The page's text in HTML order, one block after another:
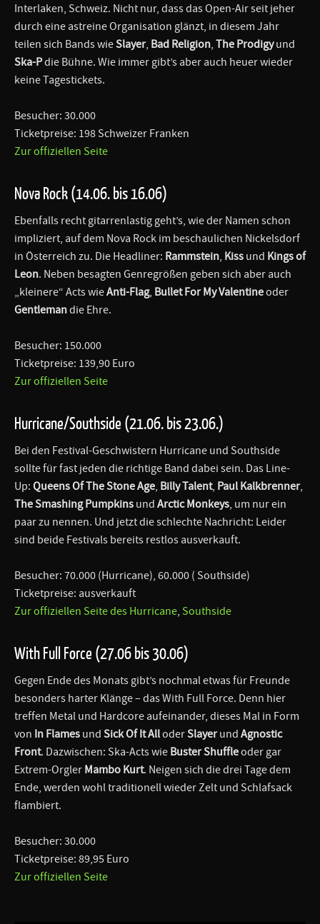
Interlaken, Schweiz. Nicht nur, dass das Open-Air seit jeher
durch eine astreine Organisation glänzt, in diesem Jahr
teilen sich Bands wieSlayer, Bad Religion, The Prodigyund
Ska-Pdie Bühne. Wie immer gibt’s aber auch heuer wieder
keine Tagestickets.
Besucher: 30.000
Ticketpreise: 198 Schweizer Franken
Zur offiziellen Seite
Nova Rock (14.06. bis 16.06)
Ebenfalls recht gitarrenlastig geht’s, wie der Namen schon
impliziert, auf dem Nova Rock im beschaulichen Nickelsdorf
in Österreich zu. Die Headliner: Rammstein, Kiss und Kings of
Leon. Neben besagten Genregrößen geben sich aber auch
„kleinere“ Acts wieAnti-Flag, Bullet For My Valentineoder
Gentlemandie Ehre.
Besucher: 150.000
Ticketpreise: 139,90 Euro
Zur offiziellen Seite
Hurricane/Southside (21.06. bis 23.06.)
Bei den Festival-Geschwistern Hurricane und Southside
sollte für fast jeden die richtige Band dabei sein. Das Line-
Up: Queens Of The Stone Age, Billy Talent, Paul Kalkbrenner,
The Smashing Pumpkins und Arctic Monkeys, um nur ein
paar zu nennen. Und jetzt die schlechte Nachricht: Leider
sind beide Festivals bereits restlos ausverkauft.
Besucher: 70.000 (Hurricane), 60.000 ( Southside)
Ticketpreise: ausverkauft
Zur offiziellen Seite des Hurricane, Southside
With Full Force (27.06 bis 30.06)
Gegen Ende des Monats gibt’s nochmal etwas für Freunde
besonders harter Klänge – das With Full Force. Denn hier
treffen Metal und Hardcore aufeinander, dieses Mal in Form
von In Flames und Sick Of It AlloderSlayerund Agnostic
Front. Dazwischen: Ska-Acts wie Buster Shuffleoder gar
Extrem-Orgler Mambo Kurt. Neigen sich die drei Tage dem
Ende, werden wohl traditionell wieder Zelt und Schlafsack
flambiert.
Besucher: 30.000
Ticketpreise: 89,95 Euro
Zur offiziellen Seite